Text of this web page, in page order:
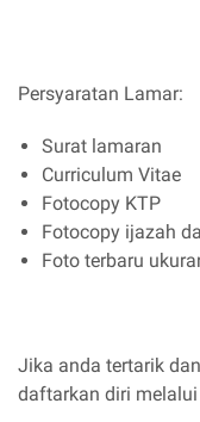
Persyaratan Lamar:
Surat lamaran
Curriculum Vitae
Fotocopy KTP
Fotocopy ijazah
Foto terbaru
Jika anda tertarik
daftarkan diri